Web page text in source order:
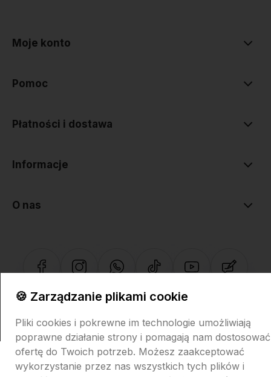
Moje konto
Pomoc
Płatności i dostawa
Informacje
O nas
Sklep internetowy Shoper.pl Szablon Shoper Modern 3.0™
🍪 Zarządzanie plikami cookie
Pliki cookies i pokrewne im technologie umożliwiają
poprawne działanie strony i pomagają nam dostosować
ofertę do Twoich potrzeb. Możesz zaakceptować
wykorzystanie przez nas wszystkich tych plików i